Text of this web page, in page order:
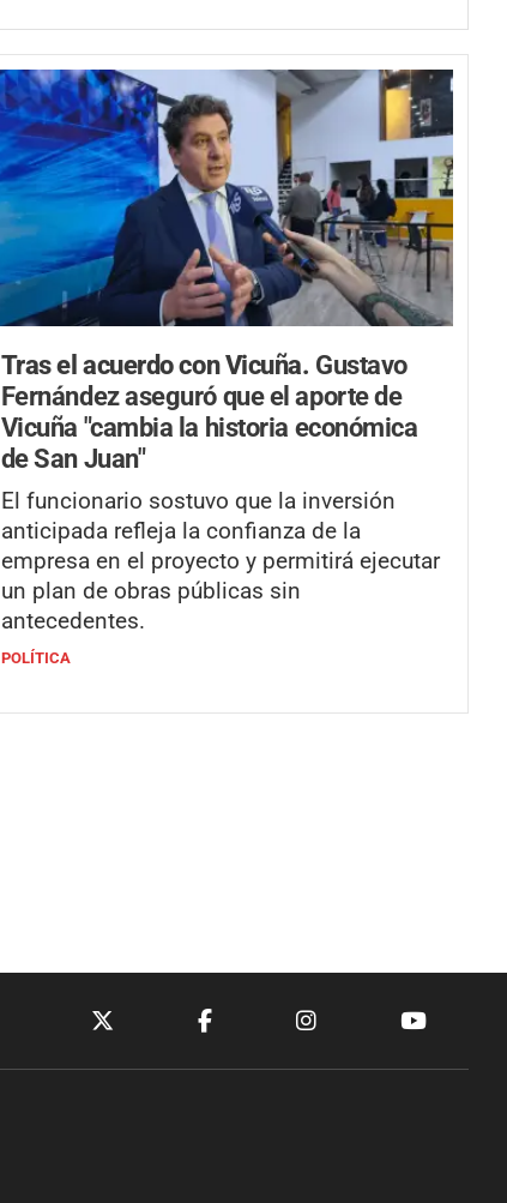
Tras el acuerdo con Vicuña. Gustavo
Fernández aseguró que el aporte de
Vicuña "cambia la historia económica
de San Juan"
El funcionario sostuvo que la inversión
anticipada refleja la confianza de la
empresa en el proyecto y permitirá ejecutar
un plan de obras públicas sin
antecedentes.
POLÍTICA